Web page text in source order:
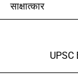
साक्षात्कार